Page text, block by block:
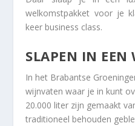
welkomstpakket voor je
keer business class.
SLAPEN IN EEN
In het Brabantse
wijnvaten waar je in kunt
20.000 liter zijn gemaakt
traditioneel behouden